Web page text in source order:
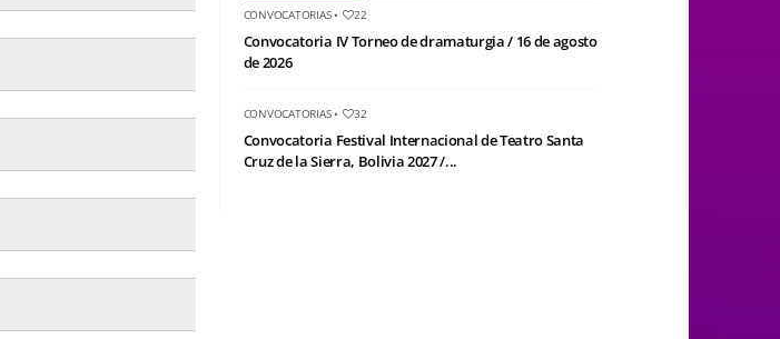
CONVOCATORIAS• 22
Convocatoria IV Torneo de dramaturgia / 16 de agosto
de 2026
CONVOCATORIAS• 32
Convocatoria Festival Internacional de Teatro Santa
Cruz de la Sierra, Bolivia 2027 /...